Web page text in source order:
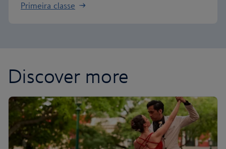
Primeira classe
Discover more